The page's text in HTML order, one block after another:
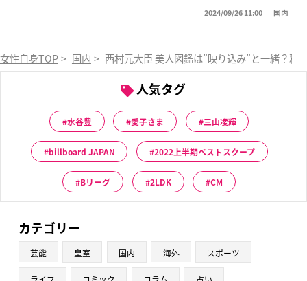
2024/09/26 11:00 国内
女性自身TOP > 国内 > 西村元大臣 美人図鑑は”映り込み”と一緒？釈
人気タグ
水谷豊 愛子さま 三山凌輝
billboard JAPAN 2022上半期ベストスクープ
Bリーグ 2LDK CM
カテゴリー
芸能 皇室 国内 海外 スポーツ
ライフ コミック コラム 占い